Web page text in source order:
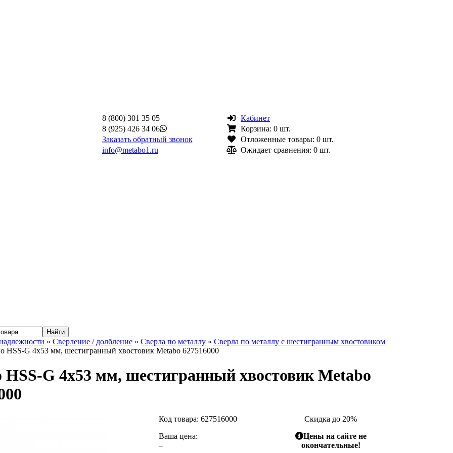
8 (800) 301 35 05
8 (925) 426 34 06
Заказать обратный звонок
info@metabo1.ru
Кабинет
Корзина: 0 шт.
Отложенные товары: 0 шт.
Ожидает сравнения: 0 шт.
» Сверление / долбление » Сверла по металлу » Сверла по металлу с шестигранным хвостовиком
HSS-G 4x53 мм, шестигранный хвостовик Metabo 627516000
HSS-G 4x53 мм, шестигранный хвостовик Metabo
Код товара: 627516000
Ваша цена:
–
Скидка до 20%
Цены на сайте не
окончательные!